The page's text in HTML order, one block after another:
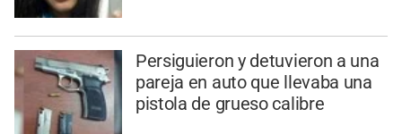
Persiguieron y detuvieron a una
pareja en auto que llevaba una
pistola de grueso calibre